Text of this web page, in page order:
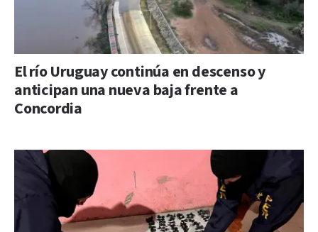
El río Uruguay continúa en descenso y
anticipan una nueva baja frente a
Concordia